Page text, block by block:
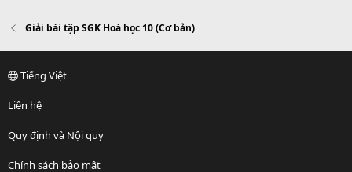
Giải bài tập SGK Hoá học 10 (Cơ bản)
Tiếng Việt
Liên hệ
Quy định và Nội quy
Chính sách bảo mật